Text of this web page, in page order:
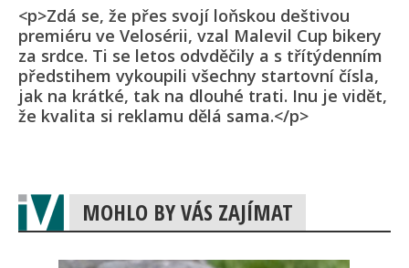
<p>Zdá se, že přes svojí loňskou deštivou
premiéru ve Velosérii, vzal Malevil Cup bikery
za srdce. Ti se letos odvděčily a s třítýdenním
předstihem vykoupili všechny startovní čísla,
jak na krátké, tak na dlouhé trati. Inu je vidět,
že kvalita si reklamu dělá sama.</p>
MOHLO BY VÁS ZAJÍMAT